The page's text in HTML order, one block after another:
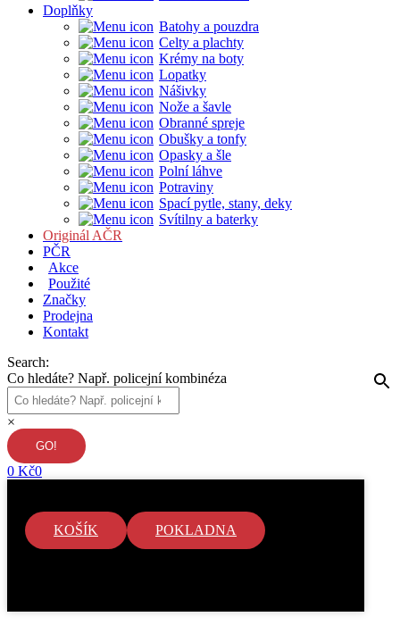
Doplňky
Batohy a pouzdra
Celty a plachty
Krémy na boty
Lopatky
Nášivky
Nože a šavle
Obranné spreje
Obušky a tonfy
Opasky a šle
Polní láhve
Potraviny
Spací pytle, stany, deky
Svítilny a baterky
Originál AČR
PČR
Akce
Použité
Značky
Prodejna
Kontakt
Search:
Co hledáte? Např. policejní kombinéza
×
0 Kč0
KOŠÍK POKLADNA